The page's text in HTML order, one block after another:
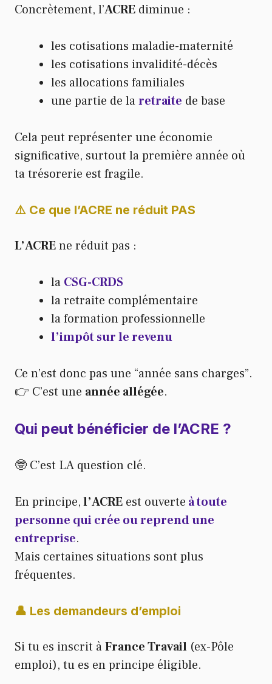
Concrètement, l’ACRE diminue :
les cotisations maladie-maternité
les cotisations invalidité-décès
les allocations familiales
une partie de laretraite de base
Cela peut représenter une économie
significative, surtout la première année où
ta trésorerie est fragile.
⚠️ Ce que l’ACRE ne réduit PAS
L’ACREne réduit pas :
la CSG-CRDS
la retraite complémentaire
la formation professionnelle
l’impôt sur le revenu
Ce n’est donc pas une “année sans charges”.
👉 C’est une année allégée.
Qui peut bénéficier de l’ACRE ?
🤓 C’est LA question clé.
En principe,l’ACRE est ouverte à toute
personne qui crée ou reprend une
entreprise.
Mais certaines situations sont plus
fréquentes.
👤 Les demandeurs d’emploi
Si tu es inscrit àFrance Travail (ex-Pôle
emploi), tu es en principe éligible.